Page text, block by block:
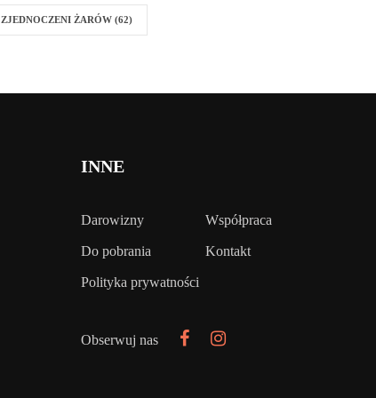
ZJEDNOCZENI ŻARÓW (62)
INNE
Darowizny Współpraca
Do pobrania Kontakt
Polityka prywatności
Obserwuj nas